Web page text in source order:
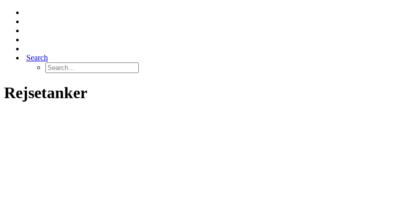
Search
Rejsetanker